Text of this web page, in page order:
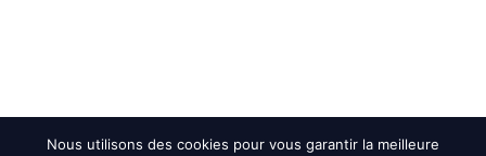
Nous utilisons des cookies pour vous garantir la meilleure